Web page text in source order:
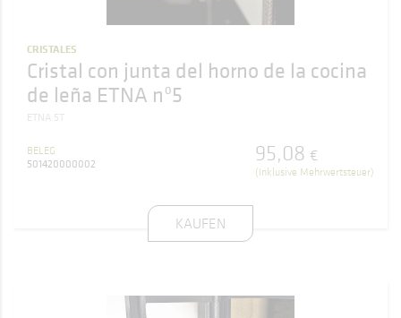
CRISTALES
Cristal con junta del horno de la cocina
de leña ETNA nº5
ETNA 5T
BELEG
501420000002
95,08 €
(Inklusive Mehrwertsteuer)
KAUFEN